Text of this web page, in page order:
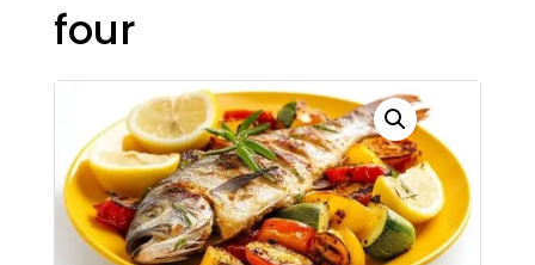
four